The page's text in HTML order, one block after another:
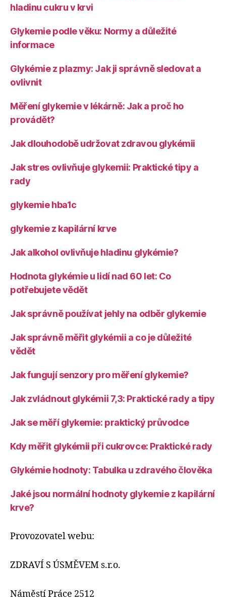
hladinu cukru v krvi
Glykemie podle věku: Normy a důležité
informace
Glykémie z plazmy: Jak ji správně sledovat a
ovlivnit
Měření glykemie v lékárně: Jak a proč ho
provádět?
Jak dlouhodobě udržovat zdravou glykémii
Jak stres ovlivňuje glykemii: Praktické tipy a
rady
glykemie hba1c
glykemie z kapilární krve
Jak alkohol ovlivňuje hladinu glykémie?
Hodnota glykémie u lidí nad 60 let: Co
potřebujete vědět
Jak správně používat jehly na odběr glykemie
Jak správně měřit glykémii a co je důležité
vědět
Jak fungují senzory pro měření glykemie?
Jak zvládnout glykémii 7,3: Praktické rady a tipy
Jak se měří glykemie: praktický průvodce
Kdy měřit glykémii při cukrovce: Praktické rady
Glykémie hodnoty: Tabulka u zdravého člověka
Jaké jsou normální hodnoty glykemie z kapilární
krve?
Provozovatel webu:
ZDRAVÍ S ÚSMĚVEM s.r.o.
Náměstí Práce 2512